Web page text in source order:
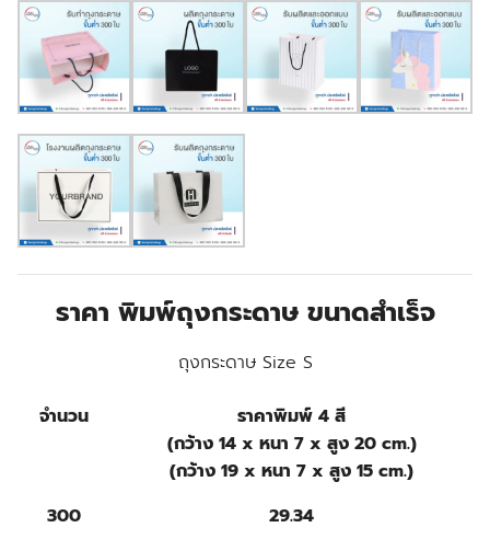
ราคา พิมพ์ถุงกระดาษ ขนาดสำเร็จ
ถุงกระดาษ Size S
จำนวน
ราคาพิมพ์ 4 สี
(กว้าง 14 x หนา 7 x สูง 20 cm.)
(กว้าง 19 x หนา 7 x สูง 15 cm.)
300
29.34